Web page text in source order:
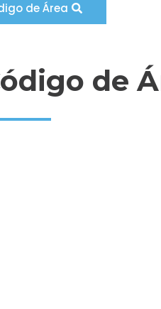
de Área
de